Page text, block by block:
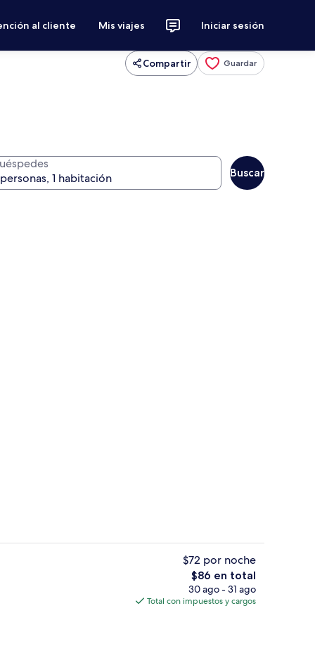
al cliente Mis viajes Iniciar sesión
Compartir Guardar
Buscar
Sauna y baño de vapor
$72 por noche
El
precio
total
$86 en total
30 ago - 31 ago
Total con impuestos y cargos